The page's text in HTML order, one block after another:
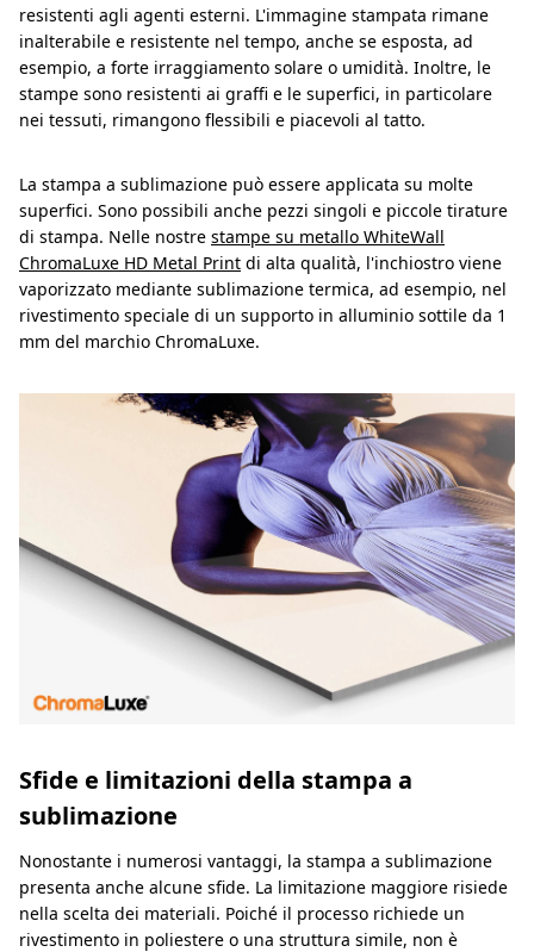
resistenti agli agenti esterni. L'immagine stampata rimane
inalterabile e resistente nel tempo, anche se esposta, ad
esempio, a forte irraggiamento solare o umidità. Inoltre, le
stampe sono resistenti ai graffi e le superfici, in particolare
nei tessuti, rimangono flessibili e piacevoli al tatto.
La stampa a sublimazione può essere applicata su molte
superfici. Sono possibili anche pezzi singoli e piccole tirature
di stampa. Nelle nostre stampe su metallo WhiteWall
ChromaLuxe HD Metal Print di alta qualità, l'inchiostro viene
vaporizzato mediante sublimazione termica, ad esempio, nel
rivestimento speciale di un supporto in alluminio sottile da 1
mm del marchio ChromaLuxe.
Sfide e limitazioni della stampa a
sublimazione
Nonostante i numerosi vantaggi, la stampa a sublimazione
presenta anche alcune sfide. La limitazione maggiore risiede
nella scelta dei materiali. Poiché il processo richiede un
rivestimento in poliestere o una struttura simile, non è